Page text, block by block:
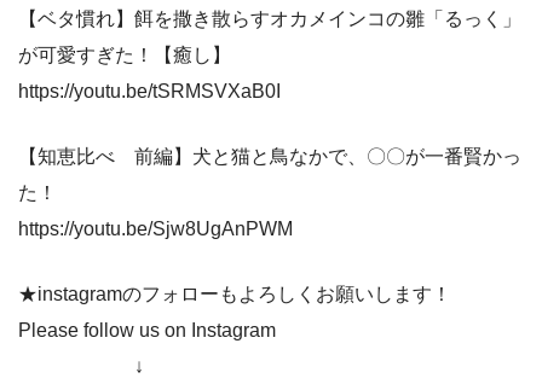
【ベタ慣れ】餌を撒き散らすオカメインコの雛「るっく」
が可愛すぎた！【癒し】
https://youtu.be/tSRMSVXaB0I
【知恵比べ 前編】犬と猫と鳥なかで、〇〇が一番賢かっ
た！
https://youtu.be/Sjw8UgAnPWM
★instagramのフォローもよろしくお願いします！
Please follow us on Instagram
↓